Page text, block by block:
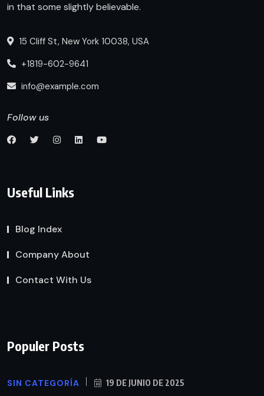
in that some slightly believable.
15 Cliff St, New York 10038, USA
+1819-602-9641
info@example.com
Follow us
Useful Links
Blog Index
Company About
Contact With Us
Populer Posts
SIN CATEGORÍA 19 DE JUNIO DE 2025